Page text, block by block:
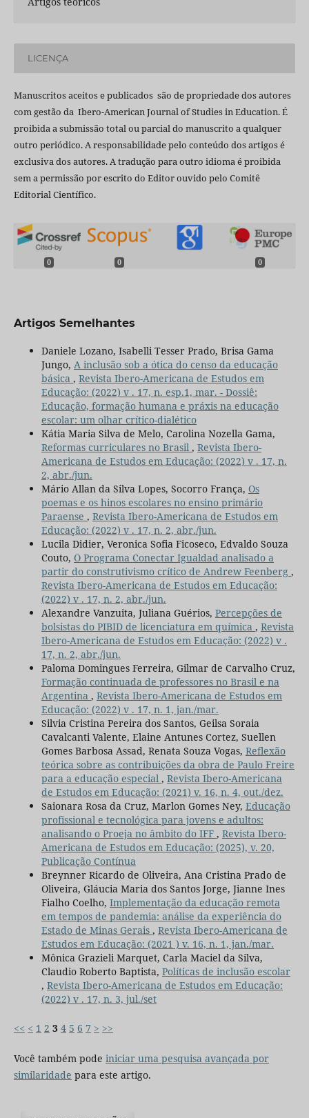
LICENÇA
Manuscritos aceitos e publicados são de propriedade dos autores
com gestão da Ibero-American Journal of Studies in Education. É
proibida a submissão total ou parcial do manuscrito a qualquer
outro periódico. A responsabilidade pelo conteúdo dos artigos é
exclusiva dos autores. A tradução para outro idioma é proibida
sem a permissão por escrito do Editor ouvido pelo Comitê
Editorial Científico.
0 0 0
Artigos Semelhantes
Daniele Lozano, Isabelli Tesser Prado, Brisa Gama
Jungo, A inclusão sob a ótica do censo da educação
básica , Revista Ibero-Americana de Estudos em
Educação: (2022) v . 17, n. esp.1, mar. - Dossiê:
Educação, formação humana e práxis na educação
escolar: um olhar crítico-dialético
Kátia Maria Silva de Melo, Carolina Nozella Gama,
Reformas curriculares no Brasil , Revista Ibero-
Americana de Estudos em Educação: (2022) v . 17, n.
2, abr./jun.
Mário Allan da Silva Lopes, Socorro França, Os
poemas e os hinos escolares no ensino primário
Paraense , Revista Ibero-Americana de Estudos em
Educação: (2022) v . 17, n. 2, abr./jun.
Lucila Didier, Veronica Sofia Ficoseco, Edvaldo Souza
Couto, O Programa Conectar Igualdad analisado a
partir do construtivismo crítico de Andrew Feenberg ,
Revista Ibero-Americana de Estudos em Educação:
(2022) v . 17, n. 2, abr./jun.
Alexandre Vanzuita, Juliana Guérios, Percepções de
bolsistas do PIBID de licenciatura em química , Revista
Ibero-Americana de Estudos em Educação: (2022) v .
17, n. 2, abr./jun.
Paloma Domingues Ferreira, Gilmar de Carvalho Cruz,
Formação continuada de professores no Brasil e na
Argentina , Revista Ibero-Americana de Estudos em
Educação: (2022) v . 17, n. 1, jan./mar.
Silvia Cristina Pereira dos Santos, Geilsa Soraia
Cavalcanti Valente, Elaine Antunes Cortez, Suellen
Gomes Barbosa Assad, Renata Souza Vogas, Reflexão
teórica sobre as contribuições da obra de Paulo Freire
para a educação especial , Revista Ibero-Americana
de Estudos em Educação: (2021) v. 16, n. 4, out./dez.
Saionara Rosa da Cruz, Marlon Gomes Ney, Educação
profissional e tecnológica para jovens e adultos:
analisando o Proeja no âmbito do IFF , Revista Ibero-
Americana de Estudos em Educação: (2025), v. 20,
Publicação Contínua
Breynner Ricardo de Oliveira, Ana Cristina Prado de
Oliveira, Gláucia Maria dos Santos Jorge, Jianne Ines
Fialho Coelho, Implementação da educação remota
em tempos de pandemia: análise da experiência do
Estado de Minas Gerais , Revista Ibero-Americana de
Estudos em Educação: (2021 ) v. 16, n. 1, jan./mar.
Mônica Grazieli Marquet, Carla Maciel da Silva,
Claudio Roberto Baptista, Políticas de inclusão escolar
, Revista Ibero-Americana de Estudos em Educação:
(2022) v . 17, n. 3, jul./set
<< < 1 2 3 4 5 6 7 > >>
Você também pode iniciar uma pesquisa avançada por
similaridade para este artigo.